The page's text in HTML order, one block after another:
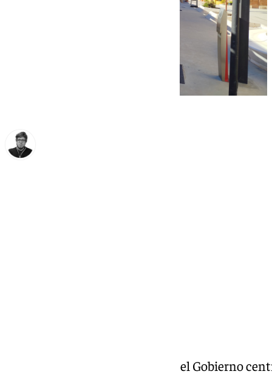
A pocos días de que acabe 2025, el Gobierno